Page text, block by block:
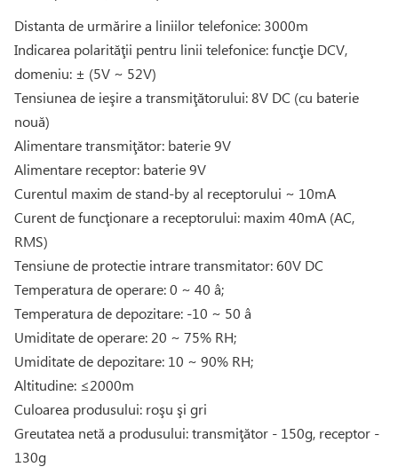
Distanta de urmărire a liniilor telefonice: 3000m
Indicarea polarităţii pentru linii telefonice: funcţie DCV,
domeniu: ± (5V ~ 52V)
Tensiunea de ieşire a transmiţătorului: 8V DC (cu baterie
nouă)
Alimentare transmiţător: baterie 9V
Alimentare receptor: baterie 9V
Curentul maxim de stand-by al receptorului ~ 10mA
Curent de funcţionare a receptorului: maxim 40mA (AC,
RMS)
Tensiune de protectie intrare transmitator: 60V DC
Temperatura de operare: 0 ~ 40 â;
Temperatura de depozitare: -10 ~ 50 â
Umiditate de operare: 20 ~ 75% RH;
Umiditate de depozitare: 10 ~ 90% RH;
Altitudine: ≤2000m
Culoarea produsului: roşu şi gri
Greutatea netă a produsului: transmiţător - 150g, receptor -
130g